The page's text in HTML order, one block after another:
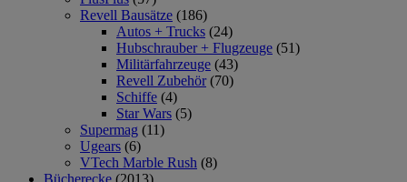
Revell Bausätze (186)
Autos + Trucks (24)
Hubschrauber + Flugzeuge (51)
Militärfahrzeuge (43)
Revell Zubehör (70)
Schiffe (4)
Star Wars (5)
Supermag (11)
Ugears (6)
VTech Marble Rush (8)
Bücherecke (2013)